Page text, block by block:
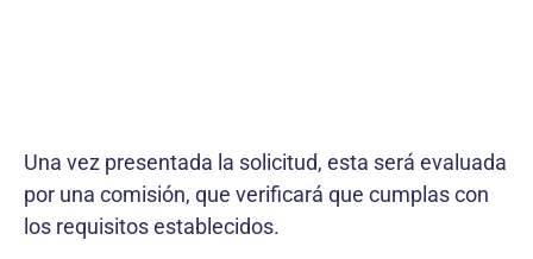
Una vez presentada la solicitud, esta será evaluada
por una comisión, que verificará que cumplas con
los requisitos establecidos.